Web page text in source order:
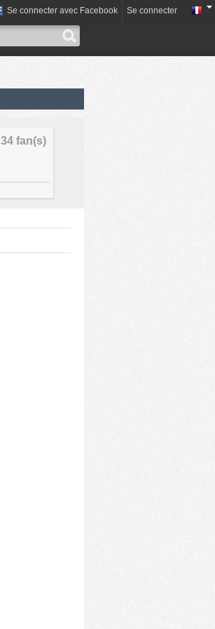
Se connecter avec Facebook Se connecter
34 fan(s)